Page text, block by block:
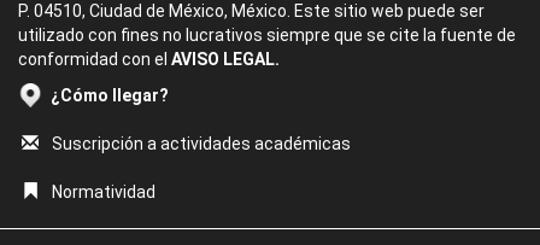
P. 04510, Ciudad de México, México. Este sitio web puede ser
utilizado con fines no lucrativos siempre que se cite la fuente de
conformidad con el AVISO LEGAL.
¿Cómo llegar?
Suscripción a actividades académicas
Normatividad